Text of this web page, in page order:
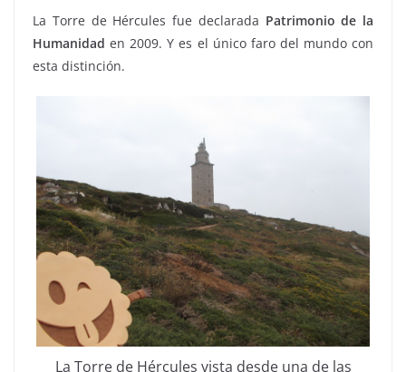
La Torre de Hércules fue declarada Patrimonio de la
Humanidad en 2009. Y es el único faro del mundo con
esta distinción.
La Torre de Hércules vista desde una de las